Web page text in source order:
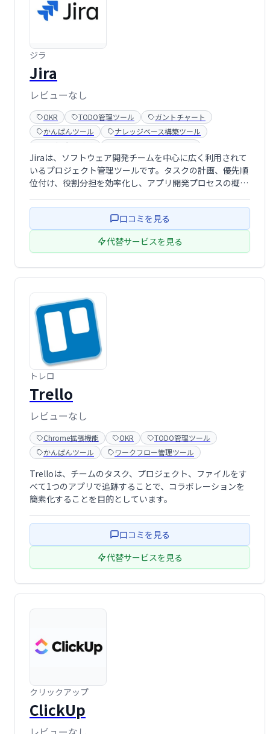
ジラ
Jira
レビューなし
OKR TODO管理ツール
ガントチャート
かんばんツール
ナレッジベース構築ツール
バグ・欠陥追跡
Jiraは、ソフトウェア開発チームを中心に広く利用されて
いるプロジェクト管理ツールです。タスクの計画、優先順
位付け、役割分担を効率化し、アプリ開発プロセスの概念
と継続的なアップデートにより、最新の開発トレンドにも
口コミを見る
代替サービスを見る
トレロ
Trello
レビューなし
Chrome拡張機能 OKR
TODO管理ツール
かんばんツール
ワークフロー管理ツール
Trelloは、チームのタスク、プロジェクト、ファイルをす
べて1つのアプリで追跡することで、コラボレーションを
簡素化することを目的としています。
口コミを見る
代替サービスを見る
クリックアップ
ClickUp